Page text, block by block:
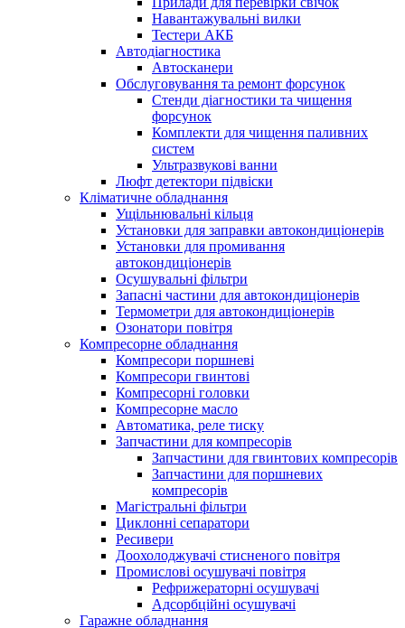
Навантажувальні вилки
Тестери АКБ
Автодіагностика
Автосканери
Обслуговування та ремонт форсунок
Стенди діагностики та чищення
форсунок
Комплекти для чищення паливних
систем
Ультразвукові ванни
Люфт детектори підвіски
Кліматичне обладнання
Ущільнювальні кільця
Установки для заправки автокондиціонерів
Установки для промивання
автокондиціонерів
Осушувальні фільтри
Запасні частини для автокондиціонерів
Термометри для автокондиціонерів
Озонатори повітря
Компресорне обладнання
Компресори поршневі
Компресори гвинтові
Компресорні головки
Компресорне масло
Автоматика, реле тиску
Запчастини для компресорів
Запчастини для гвинтових компресорів
Запчастини для поршневих
компресорів
Магістральні фільтри
Циклонні сепаратори
Ресивери
Доохолоджувачі стисненого повітря
Промислові осушувачі повітря
Рефрижераторні осушувачі
Адсорбційні осушувачі
Гаражне обладнання